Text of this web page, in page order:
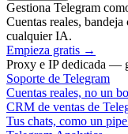
Gestiona Telegram
Cuentas reales,
cualquier IA.
Empieza gratis →
Proxy e IP dedicada —
Soporte de Telegram
Cuentas reales, no un
CRM de ventas de
Tus chats, como un